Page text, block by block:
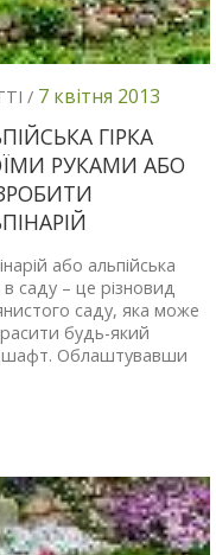
/ 7 квітня 2013
ГІРКА
РУКАМИ АБО
або альпійська
в саду – це різновид
саду, яка може
будь-який
Облаштувавши